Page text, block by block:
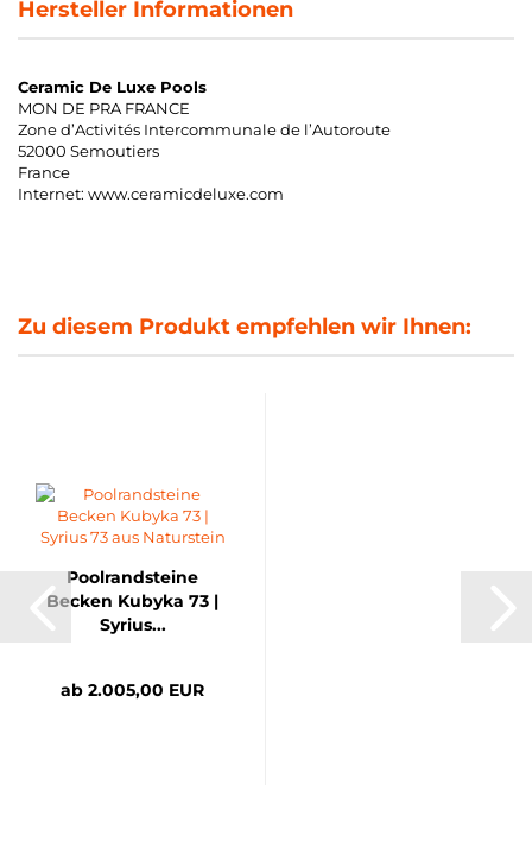
Hersteller Informationen
Ceramic De Luxe Pools
MON DE PRA FRANCE
Zone d’Activités Intercommunale de l’Autoroute
52000 Semoutiers
France
Internet: www.ceramicdeluxe.com
Zu diesem Produkt empfehlen wir Ihnen:
Poolrandsteine
Becken Kubyka 73 |
Syrius...
ab 2.005,00 EUR